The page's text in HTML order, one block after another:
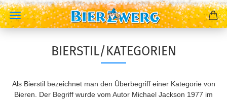
BIERSTIL/KATEGORIEN
Als Bierstil bezeichnet man den Überbegriff einer Kategorie von
Bieren. Der Begriff wurde vom Autor Michael Jackson 1977 im